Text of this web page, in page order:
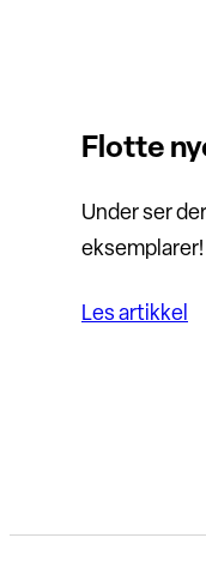
Flotte
Under ser
eksemplarer!
Les artikkel